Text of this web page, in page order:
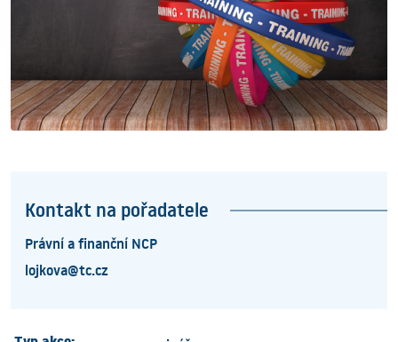
Kontakt na pořadatele
Právní a finanční NCP
lojkova@tc.cz